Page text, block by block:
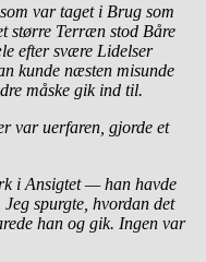
var taget i Brug som
større Terræn stod Båre
efter svære Lidelser
kunde næsten misunde
måske gik ind til.
var uerfaren, gjorde et
i Ansigtet — han havde
spurgte, hvordan det
han og gik. Ingen var